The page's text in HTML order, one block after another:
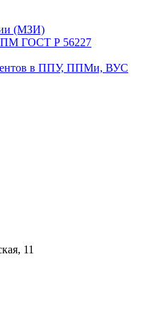
(МЗИ)
ГОСТ Р 56227
в ППУ, ППМи, ВУС
11